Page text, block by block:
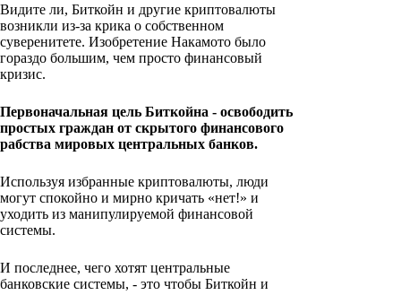
Видите ли, Биткойн и другие криптовалюты
возникли из-за крика о собственном
суверенитете. Изобретение Накамото было
гораздо большим, чем просто финансовый
кризис.
Первоначальная цель Биткойна - освободить
простых граждан от скрытого финансового
рабства мировых центральных банков.
Используя избранные криптовалюты, люди
могут спокойно и мирно кричать «нет!» и
уходить из манипулируемой финансовой
системы.
И последнее, чего хотят центральные
банковские системы, - это чтобы Биткойн и